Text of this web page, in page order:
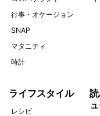
行事・オケージョン
SNAP
マタニティ
時計
ライフスタイル
レシピ